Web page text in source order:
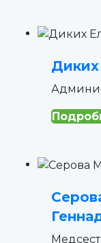
Диких